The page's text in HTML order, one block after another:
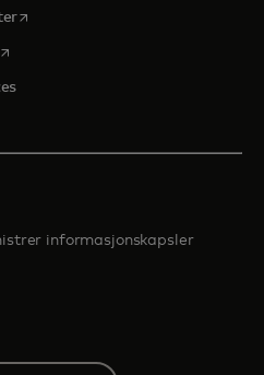
opens in a new tab
in a new tab
informasjonskapsler